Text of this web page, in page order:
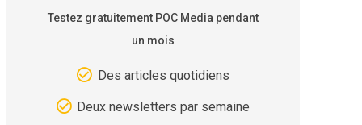
Testez gratuitement POC Media pendant
un mois
Des articles quotidiens
Deux newsletters par semaine